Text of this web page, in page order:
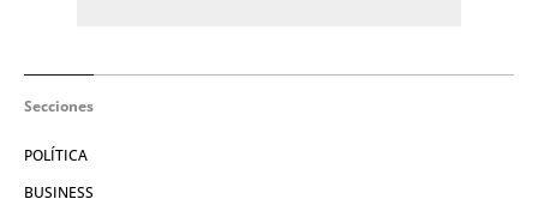
Secciones
POLÍTICA
BUSINESS